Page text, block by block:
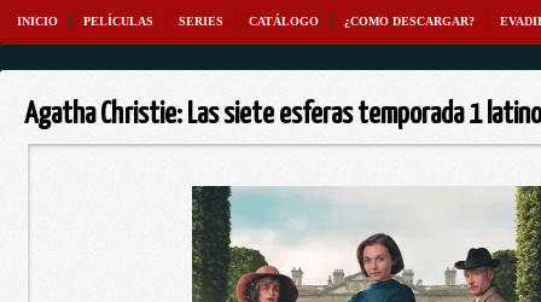
INICIO PELÍCULAS SERIES CATÁLOGO ¿COMO DESCARGAR?
Agatha Christie: Las siete esferas temporada 1